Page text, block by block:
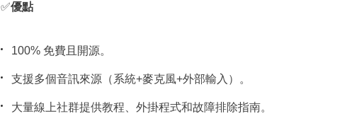
✅優點
100% 免費且開源。
支援多個音訊來源（系統+麥克風+外部輸入）。
大量線上社群提供教程、外掛程式和故障排除指南。